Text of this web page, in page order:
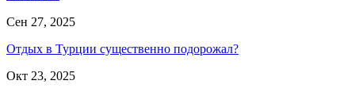
Сен 27, 2025
Отдых в Турции существенно подорожал?
Окт 23, 2025